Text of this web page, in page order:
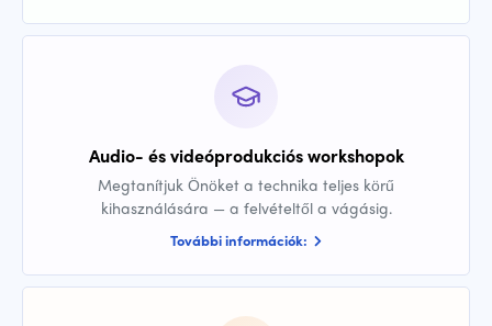
Audio- és videóprodukciós workshopok
Megtanítjuk Önöket a technika teljes körű
kihasználására — a felvételtől a vágásig.
További információk: